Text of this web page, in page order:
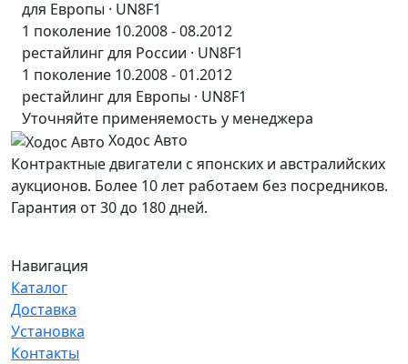
для Европы · UN8F1
1 поколение 10.2008 - 08.2012
рестайлинг для России · UN8F1
1 поколение 10.2008 - 01.2012
рестайлинг для Европы · UN8F1
Уточняйте применяемость у менеджера
Ходос Авто
Контрактные двигатели с японских и австралийских
аукционов. Более 10 лет работаем без посредников.
Гарантия от 30 до 180 дней.
Навигация
Каталог
Доставка
Установка
Контакты